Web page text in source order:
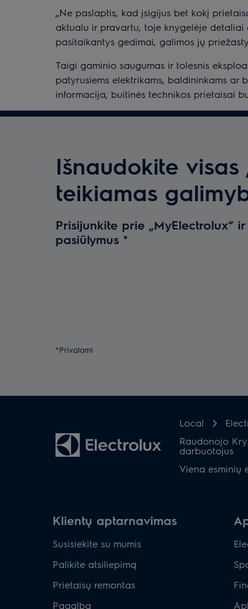
„Ne paslaptis, kad įsigijus bet kokį
aktualu ir pravartu, toje knygelėje
pasitaikantys gedimai, galimos jų
Taigi gaminio saugumas ir tolesnis
patyrusiems elektrikams, baldininkams ar
informacija, buitinės technikos prietaisai
Išnaudokite visas
teikiamas
Prisijunkite prie „MyElectrolux“
pasiūlymus *
*Privalomi
Local
Raudonojo
darbuotojus
Viena esminių
Klientų aptarnavimas
Susisiekite su mumis
Palikite atsiliepimą
Prietaisų remontas
Pagalba